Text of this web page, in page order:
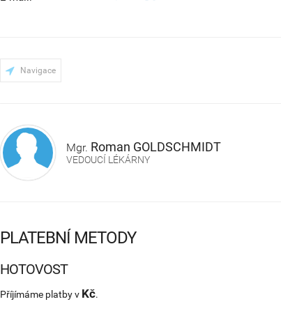
Navigace
Mgr. Roman GOLDSCHMIDT
VEDOUCÍ LÉKÁRNY
PLATEBNÍ METODY
HOTOVOST
Příjímáme platby v Kč.